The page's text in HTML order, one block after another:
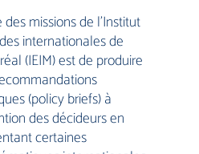
des missions de l’Institut
internationales de
(IEIM) est de produire
(policy briefs) à
des décideurs en
certaines